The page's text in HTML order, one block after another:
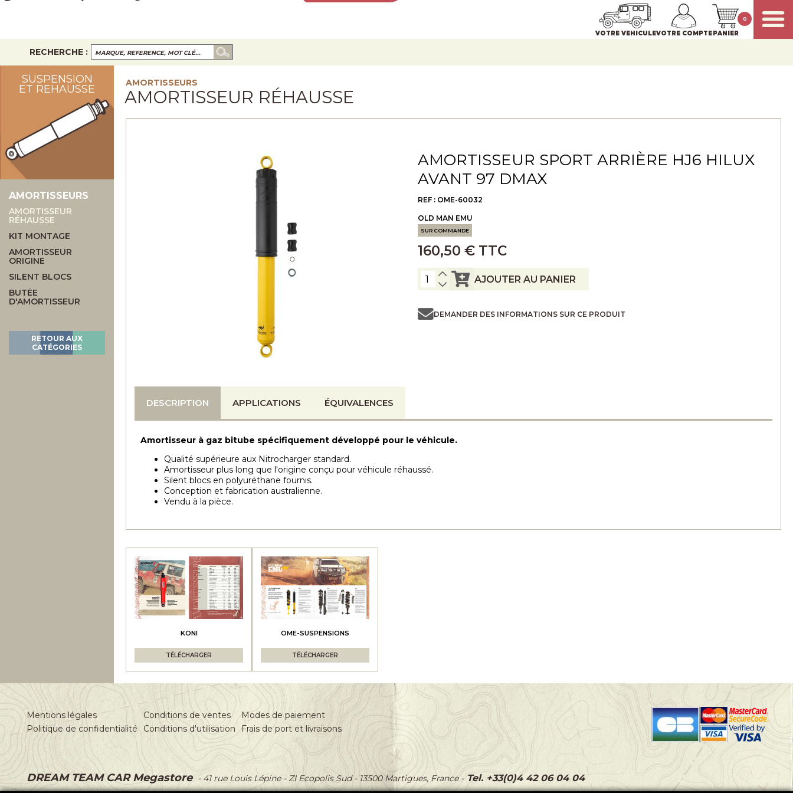
VOTRE VEHICULEVOTRE COMPTEPANIER
0
RECHERCHE :
SUSPENSION
ET REHAUSSE
AMORTISSEURS
AMORTISSEUR
RÉHAUSSE
KIT MONTAGE
AMORTISSEUR
ORIGINE
SILENT BLOCS
BUTÉE
D'AMORTISSEUR
RETOUR AUX
CATÉGORIES
AMORTISSEURS
AMORTISSEUR RÉHAUSSE
AMORTISSEUR SPORT ARRIÈRE HJ6 HILUX
AVANT 97 DMAX
REF : OME-60032
OLD MAN EMU
SUR COMMANDE
160,50 € TTC
AJOUTER AU PANIER
DEMANDER DES INFORMATIONS SUR CE PRODUIT
DESCRIPTION APPLICATIONS ÉQUIVALENCES
Amortisseur à gaz bitube spécifiquement développé pour le véhicule.
Qualité supérieure aux Nitrocharger standard.
Amortisseur plus long que l'origine conçu pour véhicule réhaussé.
Silent blocs en polyuréthane fournis.
Conception et fabrication australienne.
Vendu à la pièce.
KONI
TÉLÉCHARGER
OME-SUSPENSIONS
TÉLÉCHARGER
Mentions légales
Politique de confidentialité
Conditions de ventes
Conditions d'utilisation
Modes de paiement
Frais de port et livraisons
DREAM TEAM CAR Megastore - 41 rue Louis Lépine -ZI Ecopolis Sud -13500 Martigues, France -Tel. +33(0)4 42 06 04 04